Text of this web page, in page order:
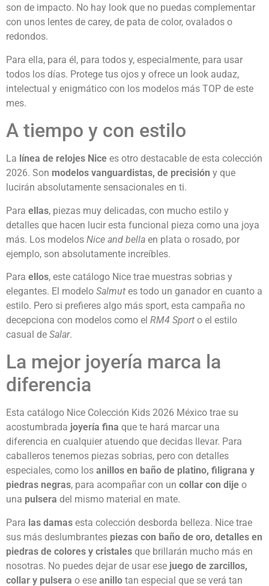
son de impacto. No hay look que no puedas complementar
con unos lentes de carey, de pata de color, ovalados o
redondos.
Para ella, para él, para todos y, especialmente, para usar
todos los días. Protege tus ojos y ofrece un look audaz,
intelectual y enigmático con los modelos más TOP de este
mes.
A tiempo y con estilo
La línea de relojes Nice es otro destacable de esta colección
2026. Son modelos vanguardistas, de precisión y que
lucirán absolutamente sensacionales en ti.
Para ellas, piezas muy delicadas, con mucho estilo y
detalles que hacen lucir esta funcional pieza como una joya
más. Los modelos Nice and bella en plata o rosado, por
ejemplo, son absolutamente increíbles.
Para ellos, este catálogo Nice trae muestras sobrias y
elegantes. El modelo Salmut es todo un ganador en cuanto a
estilo. Pero si prefieres algo más sport, esta campaña no
decepciona con modelos como el RM4 Sport o el estilo
casual de Salar.
La mejor joyería marca la
diferencia
Esta catálogo Nice Colección Kids 2026 México trae su
acostumbrada joyería fina que te hará marcar una
diferencia en cualquier atuendo que decidas llevar. Para
caballeros tenemos piezas sobrias, pero con detalles
especiales, como los anillos en baño de platino, filigrana y
piedras negras, para acompañar con un collar con dije o
una pulsera del mismo material en mate.
Para las damas esta colección desborda belleza. Nice trae
sus más deslumbrantes piezas con baño de oro, detalles en
piedras de colores y cristales que brillarán mucho más en
nosotras. No puedes dejar de usar ese juego de zarcillos,
collar y pulsera o ese anillo tan especial que se verá tan